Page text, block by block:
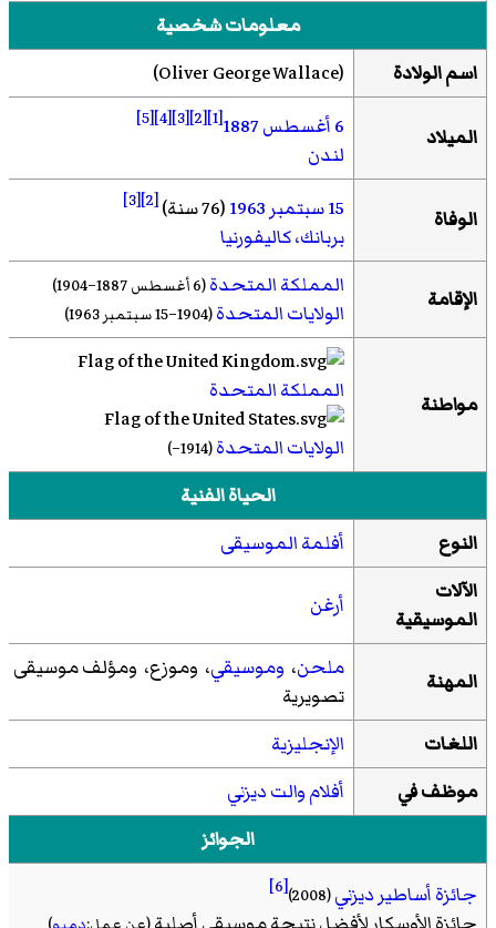
معلومات شخصية
اسم الولادة
(
Oliver George Wallace
)‏
الميلاد 6 أغسطس 1887
[1]
[2]
[3]
[4]
[5]
لندن
الوفاة 15 سبتمبر 1963(76 سنة) [2]
[3]
بربانك، كاليفورنيا
الإقامة المملكة المتحدة(6 أغسطس 1887–1904)
الولايات المتحدة(1904–15 سبتمبر 1963)
مواطنة
المملكة المتحدة
الولايات المتحدة(1914–)
الحياة الفنية
النوع
أفلمة الموسيقى
الآلات
الموسيقية
أرغن
المهنة ملحن، وموسيقي، وموزع، ومؤلف موسيقى
تصويرية
اللغات
الإنجليزية
موظف في
أفلام والت ديزني
الجوائز
جائزة أساطير ديزني(2008)
[6]